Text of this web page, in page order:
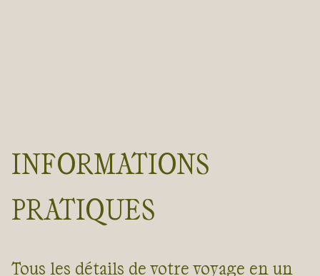
INFORMATIONS
PRATIQUES
Tous les détails de votre voyage en un